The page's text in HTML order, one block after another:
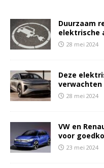
Duurzaam
elektrische
28 mei 2024
Deze
verwachten
28 mei 2024
VW en
voor
23 mei 2024